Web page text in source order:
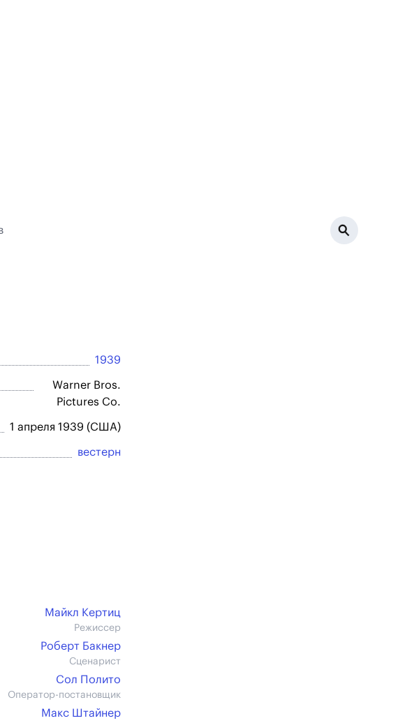
1939
Warner Bros.
Pictures Co.
1 апреля 1939 (США)
вестерн
Майкл Кертиц
Режиссер
Роберт Бакнер
Сценарист
Сол Полито
Оператор-постановщик
Макс Штайнер